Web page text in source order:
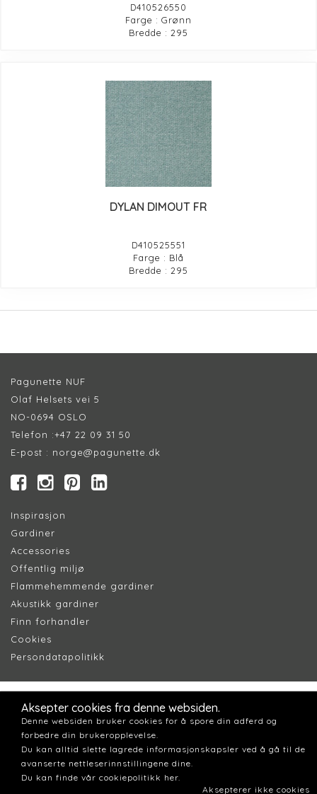
D410526550
Farge : Grønn
Bredde : 295
DYLAN DIMOUT FR
D410525551
Farge : Blå
Bredde : 295
Pagunette NUF
Olaf Helsets vei 5
NO-0694 OSLO
Telefon :+47 22 09 31 50
E-post : norge@pagunette.dk
Inspirasjon
Gardiner
Accessories
Offentlig miljø
Flammehemmende gardiner
Akustikk gardiner
Finn forhandler
Cookies
Persondatapolitikk
Aksepter cookies fra denne websiden.
Denne websiden bruker cookies for å spore din adferd og
forbedre din brukeropplevelse.
Du kan alltid slette lagrede informasjonskapsler ved å gå til de
avanserte nettleserinnstillingene dine.
Du kan finde vår cookiepolitikk her.
Aksepterer ikke cookies